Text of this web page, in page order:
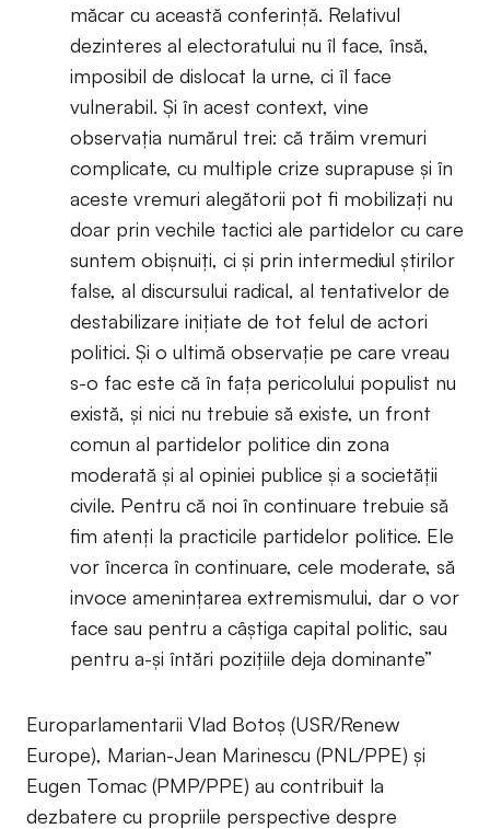
măcar cu această conferință. Relativul
dezinteres al electoratului nu îl face, însă,
imposibil de dislocat la urne, ci îl face
vulnerabil. Și în acest context, vine
observația numărul trei: că trăim vremuri
complicate, cu multiple crize suprapuse și în
aceste vremuri alegătorii pot fi mobilizați nu
doar prin vechile tactici ale partidelor cu care
suntem obișnuiți, ci și prin intermediul știrilor
false, al discursului radical, al tentativelor de
destabilizare inițiate de tot felul de actori
politici. Și o ultimă observație pe care vreau
s-o fac este că în fața pericolului populist nu
există, și nici nu trebuie să existe, un front
comun al partidelor politice din zona
moderată și al opiniei publice și a societății
civile. Pentru că noi în continuare trebuie să
fim atenți la practicile partidelor politice. Ele
vor încerca în continuare, cele moderate, să
invoce amenințarea extremismului, dar o vor
face sau pentru a câștiga capital politic, sau
pentru a-și întări pozițiile deja dominante”
Europarlamentarii Vlad Botoș (USR/Renew
Europe), Marian-Jean Marinescu (PNL/PPE) și
Eugen Tomac (PMP/PPE) au contribuit la
dezbatere cu propriile perspective despre